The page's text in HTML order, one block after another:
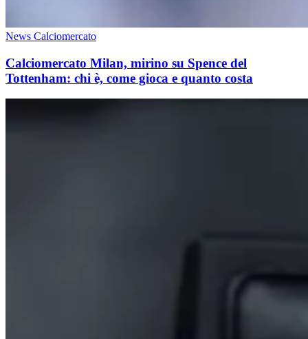
News Calciomercato
Calciomercato Milan, mirino su Spence del
Tottenham: chi è, come gioca e quanto costa